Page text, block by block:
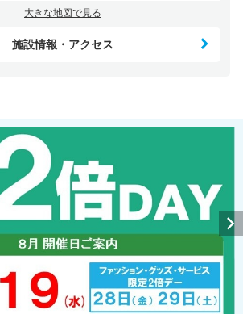
大きな地図で見る
施設情報・アクセス